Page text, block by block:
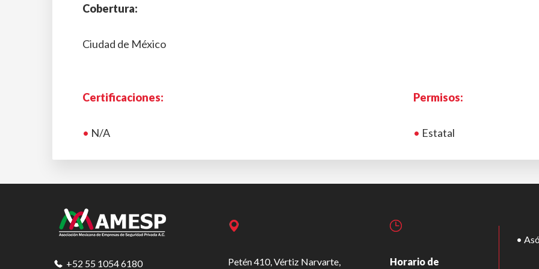
Cobertura:
Ciudad de México
Certificaciones:
• N/A
Permisos:
• Estatal
+52 55 1054 6180 Petén 410, Vértiz Narvarte, Horario de
•